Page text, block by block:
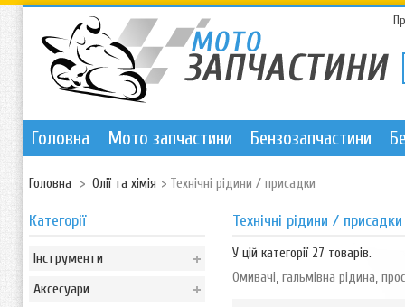
Головна Мото запчастини Бензозапчастини
Головна > Олії та хімія > Технічні рідини / присадки
Категорії
Інструменти
Аксесуари
Технічні рідини / присадки
У цій категорії 27 товарів.
Омивачі, гальмівна рідина,